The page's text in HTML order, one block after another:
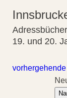
19. und 20.
vorhergehende